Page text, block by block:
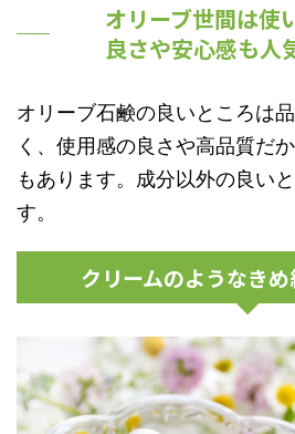
オリーブ世間は使
良さや安心感も人
オリーブ石鹸の良いところは
く、使用感の良さや高品質だ
もあります。成分以外の良い
す。
クリームのようなき